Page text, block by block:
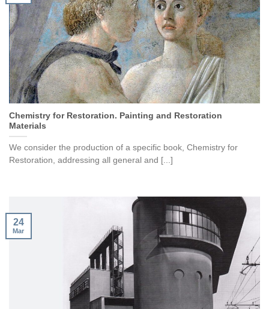
Chemistry for Restoration. Painting and Restoration
Materials
We consider the production of a specific book, Chemistry for
Restoration, addressing all general and [...]
24
Mar